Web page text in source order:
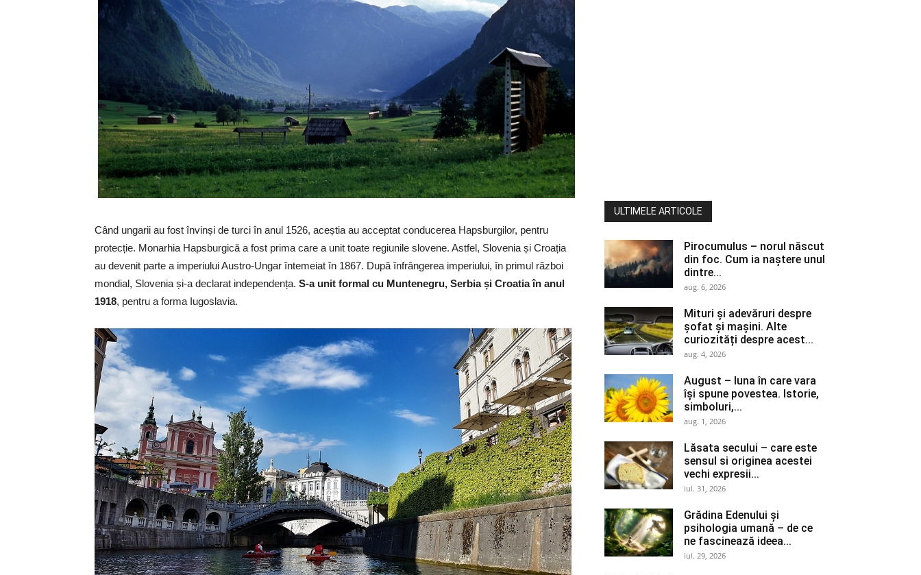
Când ungarii au fost învinși de turci în anul 1526, aceștia au acceptat conducerea Hapsburgilor, pentru
protecție. Monarhia Hapsburgică a fost prima care a unit toate regiunile slovene. Astfel, Slovenia și Croația
au devenit parte a imperiului Austro-Ungar întemeiat în 1867. După înfrângerea imperiului, în primul război
mondial, Slovenia și-a declarat independența. S-a unit formal cu Muntenegru, Serbia și Croatia în anul
1918, pentru a forma Iugoslavia.
ULTIMELE ARTICOLE
Pirocumulus – norul născut
din foc. Cum ia naștere unul
dintre...
aug. 6, 2026
Mituri și adevăruri despre
șofat și mașini. Alte
curiozități despre acest...
aug. 4, 2026
August – luna în care vara
își spune povestea. Istorie,
simboluri,...
aug. 1, 2026
Lăsata secului – care este
sensul si originea acestei
vechi expresii...
iul. 31, 2026
Grădina Edenului și
psihologia umană – de ce
ne fascinează ideea...
iul. 29, 2026